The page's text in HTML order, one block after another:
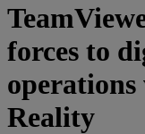
forces to
Reality